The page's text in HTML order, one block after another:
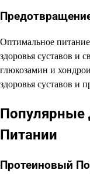
Оптимальное
здоровья суставов и
глюкозамин и
здоровья суставов и
Популярные
Питании
Протеиновый